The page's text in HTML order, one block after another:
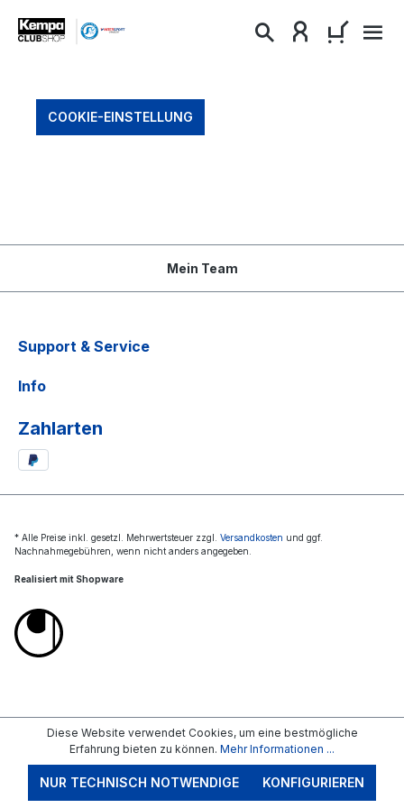
springen
COOKIE-EINSTELLUNG
Mein Team
Support & Service
Info
Zahlarten
* Alle Preise inkl. gesetzl. Mehrwertsteuer zzgl. Versandkosten und ggf.
Nachnahmegebühren, wenn nicht anders angegeben.
Realisiert mit Shopware
Diese Website verwendet Cookies, um eine bestmögliche
Erfahrung bieten zu können. Mehr Informationen ...
NUR TECHNISCH NOTWENDIGE KONFIGURIEREN